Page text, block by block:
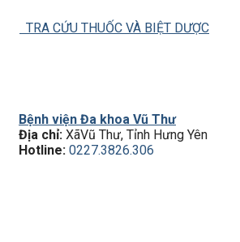
TRA CỨU THUỐC VÀ BIỆT DƯỢC
Bệnh viện Đa khoa Vũ Thư
Địa chỉ: XãVũ Thư, Tỉnh Hưng Yên
Hotline: 0227.3826.306